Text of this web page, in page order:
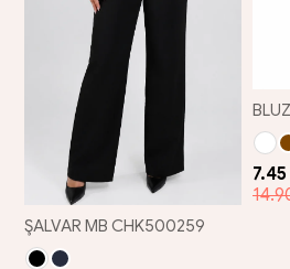
ŞALVAR MB CHK500259